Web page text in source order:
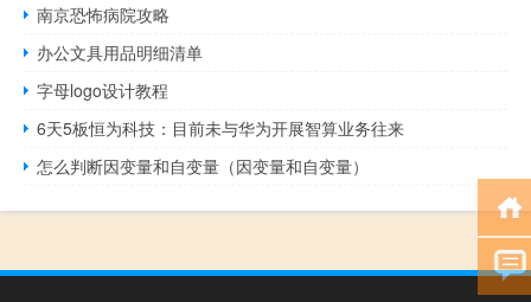
南京恐怖病院攻略
办公文具用品明细清单
字母logo设计教程
6天5板恒为科技：目前未与华为开展智算业务往来
怎么判断因变量和自变量（因变量和自变量）